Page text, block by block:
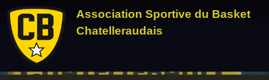
Association Sportive du Basket
Chatelleraudais
Panneau de gestion des cookies